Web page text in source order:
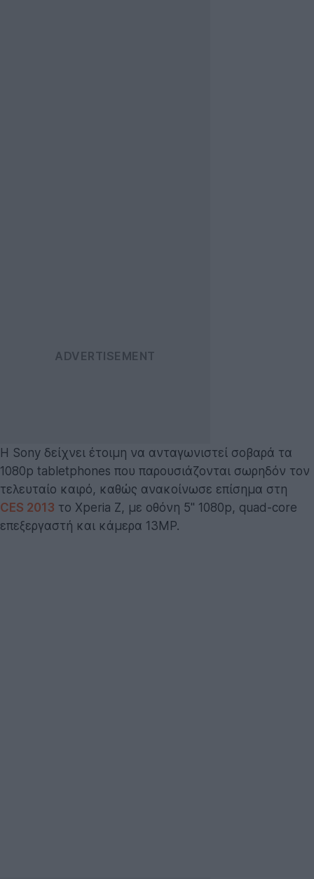
Η Sony δείχνει έτοιμη να ανταγωνιστεί σοβαρά τα
1080p tabletphones που παρουσιάζονται σωρηδόν τον
τελευταίο καιρό, καθώς ανακοίνωσε επίσημα στη
CES 2013 το Xperia Z, με οθόνη 5'' 1080p, quad-core
επεξεργαστή και κάμερα 13MP.